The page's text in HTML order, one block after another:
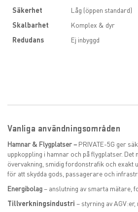
Säkerhet
Skalbarhet
Redudans
Låg (öppen standard)
Komplex & dyr
Ej inbyggd
Vanliga användningsområden
Hamnar & Flygplatser – PRIVATE-5G ger
uppkoppling i hamnar och på flygplatser.
övervakning, smidig fordonstrafik och exakt
för att skydda gods, passagerare och
Energibolag– anslutning av smarta mätare,
Tillverkningsindustri – styrning av